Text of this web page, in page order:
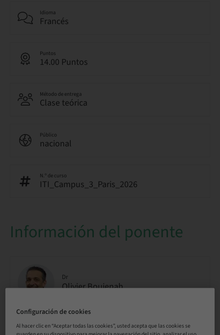
Idioma
Francés
Puntos
14.00 Puntos
Método de entrega
Clase teórica
Público
nacional
N.º de curso
ITI_Campus_3_Paris_2026
Información del ponente
Dr
Olivier Boujenah
Configuración de cookies
Al hacer clic en “Aceptar todas las cookies”, usted acepta que las cookies se